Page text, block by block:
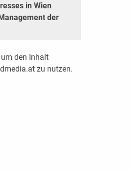
in Wien
der
den Inhalt
zu nutzen.